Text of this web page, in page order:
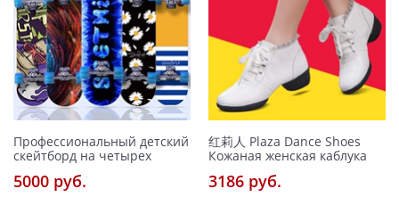
Профессиональный детский
скейтборд на четырех
5000 pуб.
红莉人 Plaza Dance Shoes
Кожаная женская каблука
3186 pуб.